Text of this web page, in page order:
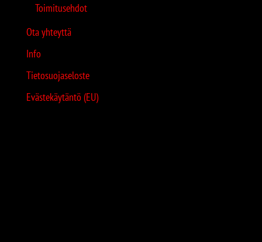
Toimitusehdot
Ota yhteyttä
Info
Tietosuojaseloste
Evästekäytäntö (EU)